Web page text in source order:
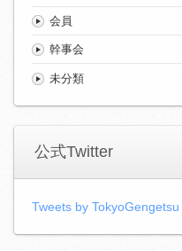
会員
幹事会
未分類
公式Twitter
Tweets by TokyoGengetsu